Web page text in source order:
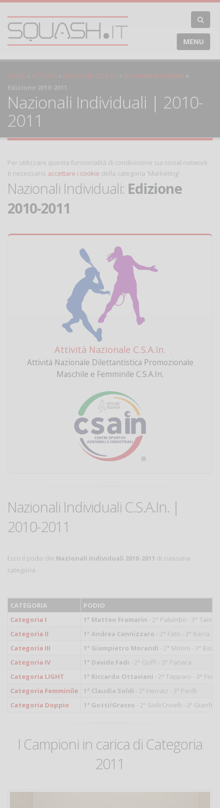
MENU
HOME ATTIVITÀ Nazionale C.S.A.In.
Nazionali Individuali
Edizione 2010-2011
Nazionali Individuali | 2010-
2011
Per utilizzare questa funzionalità di condivisione sui social network
è necessario accettare i cookie della categoria 'Marketing'
Nazionali Individuali: Edizione
2010-2011
Attività Nazionale C.S.A.In.
Attività Nazionale Dilettantistica Promozionale
Maschile e Femminile C.S.A.In.
Nazionali Individuali C.S.A.In. |
2010-2011
Ecco il podio dei Nazionali Individuali 2010-2011 di ciascuna
categoria.
CATEGORIA
PODIO
Categoria I
1° Matteo Framarin - 2° Palumbo - 3°
Categoria II
1° Andrea Cannizzaro - 2° Fato - 3° Barra
Categoria III
1° Giampietro Morandi - 2° Morini - 3°
Categoria IV
1° Davide Fadi - 2° Goffi - 3° Panara
Categoria LIGHT
1° Riccardo Ottaviani - 2° Tapparo - 3°
Categoria Femminile
1ª Claudia Soldi - 2ª Herraiz - 3ª Perilli
Categoria Doppio
1ª Gotti/Grasso - 2ª Sioli/Crivelli - 3ª
I Campioni in carica di Categoria
2011